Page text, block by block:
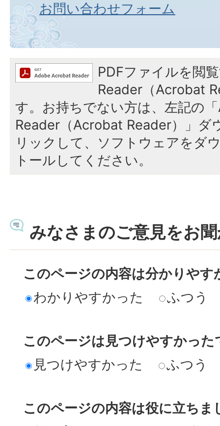
お問い合わせフォーム
PDFファイルを閲
Reader（Acrobat
す。お持ちでない方は、左記の
Reader（Acrobat Reader）」ダ
リックして、ソフトウェアをダ
トールしてください。
みなさまのご意見をお
このページの内容は分かりやす
わかりやすかった
ふつう
このページは見つけやすかった
見つけやすかった
ふつう
このページの内容は役に立ちま